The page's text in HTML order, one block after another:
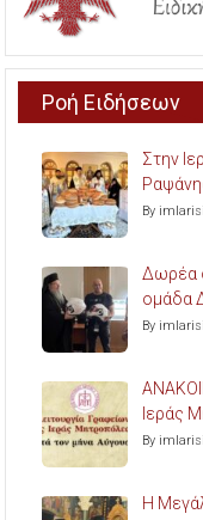
Ροή Ειδήσεων
Στην
By
Δωρέα
ομάδα
By
Ιεράς
By
Η